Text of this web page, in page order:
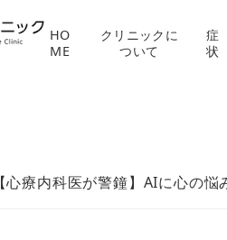
HO
ME
クリニックに
ついて
症
状
【心療内科医が警鐘】AIに心の